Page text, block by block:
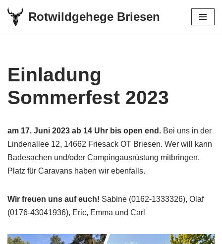
Zum
Rotwildgehege Briesen
Einladung
Sommerfest 2023
am 17. Juni 2023 ab 14 Uhr bis open end. Bei uns in der
Lindenallee 12, 14662 Friesack OT Briesen. Wer will kann
Badesachen und/oder Campingausrüstung mitbringen.
Platz für Caravans haben wir ebenfalls.
Wir freuen uns auf euch! Sabine (0162-1333326), Olaf
(0176-43041936), Eric, Emma und Carl